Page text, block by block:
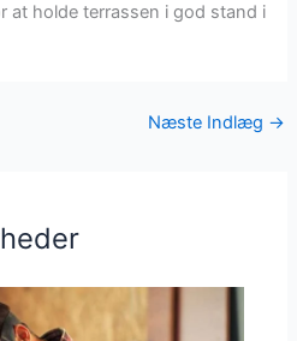
at holde terrassen i god stand i
Næste Indlæg →